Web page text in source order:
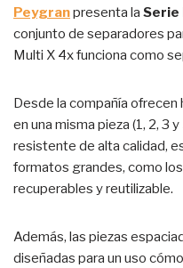
Peygranpresenta la Serie
conjunto de separadores
Multi X 4x funciona como
Desde la compañía
en una misma pieza (1, 2, 3
resistente de alta calidad,
formatos grandes, como
recuperables y reutilizable.
Además, las piezas
diseñadas para un uso